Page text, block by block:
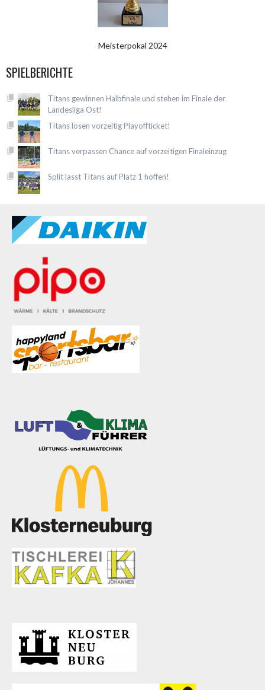
Meisterpokal 2024
SPIELBERICHTE
Titans gewinnen Halbfinale und stehen im Finale der
Landesliga Ost!
Titans lösen vorzeitig Playoffticket!
Titans verpassen Chance auf vorzeitigen Finaleinzug
Split lasst Titans auf Platz 1 hoffen!